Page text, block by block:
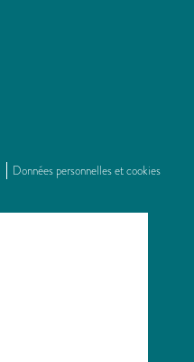
Données personnelles et cookies